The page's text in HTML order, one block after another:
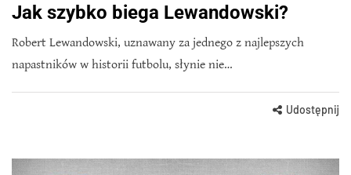
Jak szybko biega Lewandowski?
Robert Lewandowski, uznawany za jednego z najlepszych
napastników w historii futbolu, słynie nie…
Udostępnij